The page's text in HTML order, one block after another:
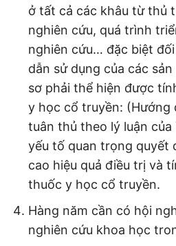
ở tất cả các khâu từ thủ
nghiên cứu, quá trình
nghiên cứu… đặc biệt
dẫn sử dụng của các
sơ phải thể hiện được
y học cổ truyền: (Hướng
tuân thủ theo lý luận
yếu tố quan trọng quyết
cao hiệu quả điều trị và
thuốc y học cổ truyền.
Hàng năm cần có hội
nghiên cứu khoa học